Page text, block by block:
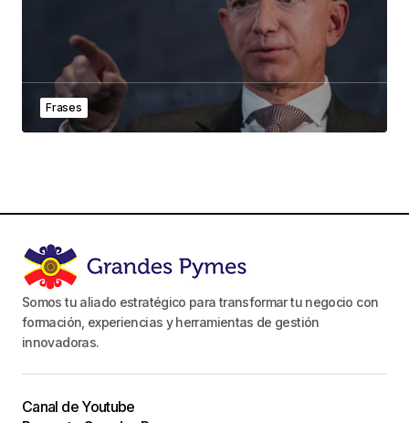
Frases
Somos tu aliado estratégico para transformar tu negocio con
formación, experiencias y herramientas de gestión
innovadoras.
Canal de Youtube